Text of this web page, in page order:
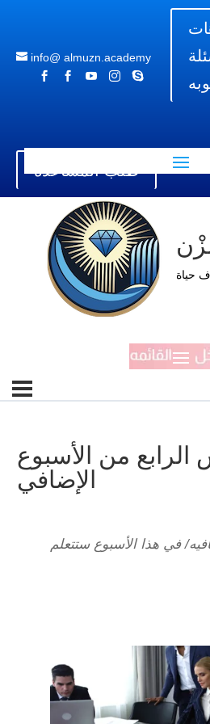
info@ almuzn.academy
    
طلب المساعدة
حياة
الرابع من الأسبوع
الإضافي
في هذا الأسبوع ستتعلم